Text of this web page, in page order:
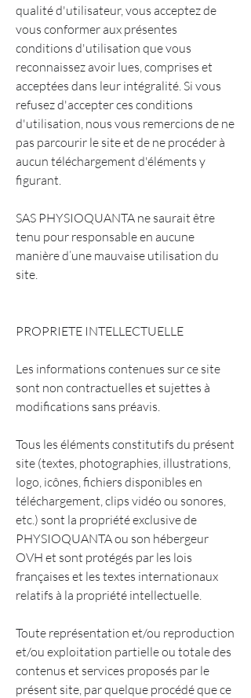
qualité d'utilisateur, vous acceptez de
vous conformer aux présentes
conditions d'utilisation que vous
reconnaissez avoir lues, comprises et
acceptées dans leur intégralité. Si vous
refusez d'accepter ces conditions
d'utilisation, nous vous remercions de ne
pas parcourir le site et de ne procéder à
aucun téléchargement d'éléments y
figurant.
SAS PHYSIOQUANTA ne saurait être
tenu pour responsable en aucune
manière d’une mauvaise utilisation du
site.
PROPRIETE INTELLECTUELLE
Les informations contenues sur ce site
sont non contractuelles et sujettes à
modifications sans préavis.
Tous les éléments constitutifs du présent
site (textes, photographies, illustrations,
logo, icônes, fichiers disponibles en
téléchargement, clips vidéo ou sonores,
etc.) sont la propriété exclusive de
PHYSIOQUANTA ou son hébergeur
OVH et sont protégés par les lois
françaises et les textes internationaux
relatifs à la propriété intellectuelle.
Toute représentation et/ou reproduction
et/ou exploitation partielle ou totale des
contenus et services proposés par le
présent site, par quelque procédé que ce